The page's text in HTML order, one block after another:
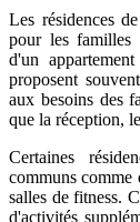
Les résidences
pour les familles
d'un
proposent
aux besoins des
que la réception,
Certaines
communs comme
salles de fitness.
d'activités